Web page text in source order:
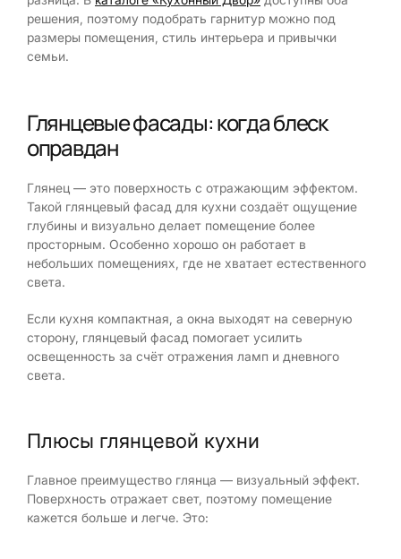
решения, поэтому подобрать гарнитур можно под
размеры помещения, стиль интерьера и привычки
семьи.
Глянцевые фасады: когда блеск
оправдан
Глянец — это поверхность с отражающим эффектом.
Такой глянцевый фасад для кухни создаёт ощущение
глубины и визуально делает помещение более
просторным. Особенно хорошо он работает в
небольших помещениях, где не хватает естественного
света.
Если кухня компактная, а окна выходят на северную
сторону, глянцевый фасад помогает усилить
освещенность за счёт отражения ламп и дневного
света.
Плюсы глянцевой кухни
Главное преимущество глянца — визуальный эффект.
Поверхность отражает свет, поэтому помещение
кажется больше и легче. Это: